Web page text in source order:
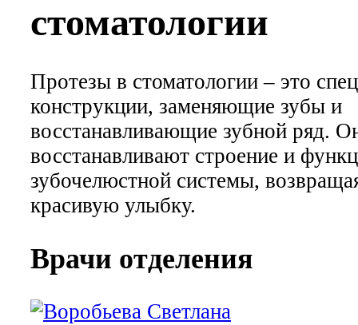
стоматологии
Протезы в стоматологии – это
конструкции, заменяющие зубы и
восстанавливающие зубной ряд.
восстанавливают строение и
зубочелюстной системы,
красивую улыбку.
Врачи отделения